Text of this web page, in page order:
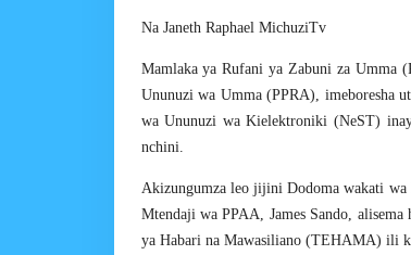
Na Janeth Raphael MichuziTv
Mamlaka ya Rufani ya Zabuni za Umma
Ununuzi wa Umma (PPRA), imeboresha
wa Ununuzi wa Kielektroniki (NeST)
nchini.
Akizungumza leo jijini Dodoma wakati
Mtendaji wa PPAA, James Sando,
ya Habari na Mawasiliano (TEHAMA) ili